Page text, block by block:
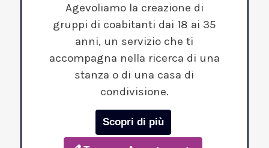
Agevoliamo la creazione di
gruppi di coabitanti dai 18 ai 35
anni, un servizio che ti
accompagna nella ricerca di una
stanza o di una casa di
condivisione.
Scopri di più